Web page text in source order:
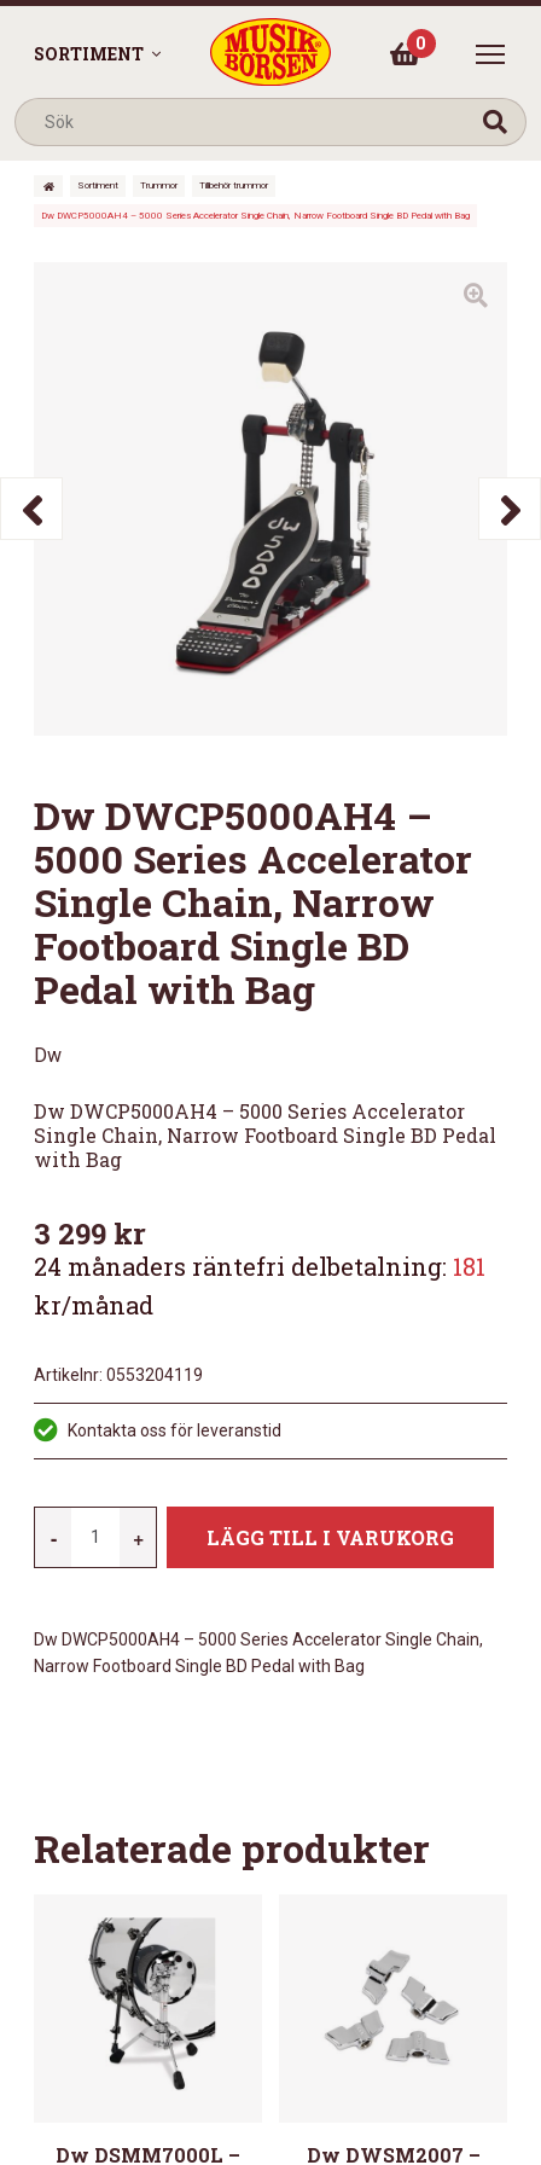
SORTIMENT 0
Sortiment Trummor Tillbehör trummor
Dw DWCP5000AH4 – 5000 Series Accelerator Single Chain, Narrow Footboard Single BD Pedal with Bag
Dw DWCP5000AH4 –
5000 Series Accelerator
Single Chain, Narrow
Footboard Single BD
Pedal with Bag
Dw
Dw DWCP5000AH4 – 5000 Series Accelerator
Single Chain, Narrow Footboard Single BD Pedal
with Bag
3 299 kr
24 månaders räntefri delbetalning: 181
kr/månad
Artikelnr: 0553204119
Kontakta oss för leveranstid
-
DWCP5000AH4
SERIES
ACCELERATOR
BD
WITH
BAG
MÄNGD
+ LÄGG TILL I VARUKORG
Dw DWCP5000AH4 – 5000 Series Accelerator Single Chain,
Narrow Footboard Single BD Pedal with Bag
Relaterade produkter
Dw DSMM7000L – Dw DWSM2007 –